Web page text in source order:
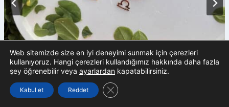
Web sitemizde size en iyi deneyimi sunmak için çerezleri
kullanıyoruz. Hangi çerezleri kullandığımız hakkında daha fazla
şey öğrenebilir veya ayarlardan kapatabilirsiniz.
Kabul et Reddet GDPR çerez şeridini kapat